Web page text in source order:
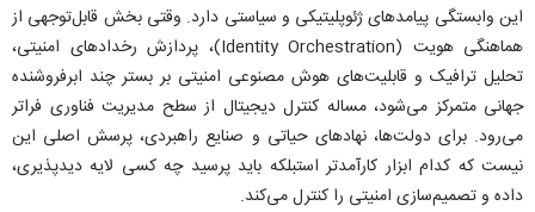
این وابستگی پیامد‌های ژئوپلیتیکی و سیاستی دارد. وقتی بخش قابل‌توجهی از
هماهنگی هویت (Identity Orchestration)، پردازش رخداد‌های امنیتی،
تحلیل ترافیک و قابلیت‌های هوش مصنوعی امنیتی بر بستر چند ابرفروشنده
جهانی متمرکز می‌شود، مساله کنترل دیجیتال از سطح مدیریت فناوری فراتر
می‌رود. برای دولت‌ها، نهاد‌های حیاتی و صنایع راهبردی، پرسش اصلی این
نیست که کدام ابزار کارآمدتر استبلکه باید پرسید چه کسی لایه دیدپذیری،
داده و تصمیم‌سازی امنیتی را کنترل می‌کند.